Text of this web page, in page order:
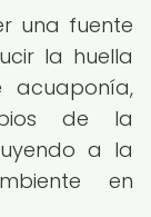
una fuente
la huella
acuaponía,
de la
a la
en